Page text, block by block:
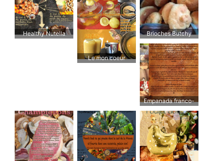
Healthy Nutella
Le mon coeur
Brioches Butchy
fourrées au chocolat
Empanada franco-
gallega